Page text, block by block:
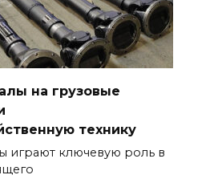
на грузовые
технику
играют ключевую роль в